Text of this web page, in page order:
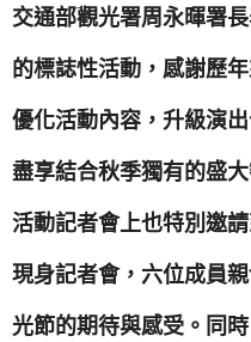
交通部觀光署周永暉署
的標誌性活動，感謝歷
優化活動內容，升級演
盡享結合秋季獨有的盛大
活動記者會上也特別邀
現身記者會，六位成員
光節的期待與感受。同